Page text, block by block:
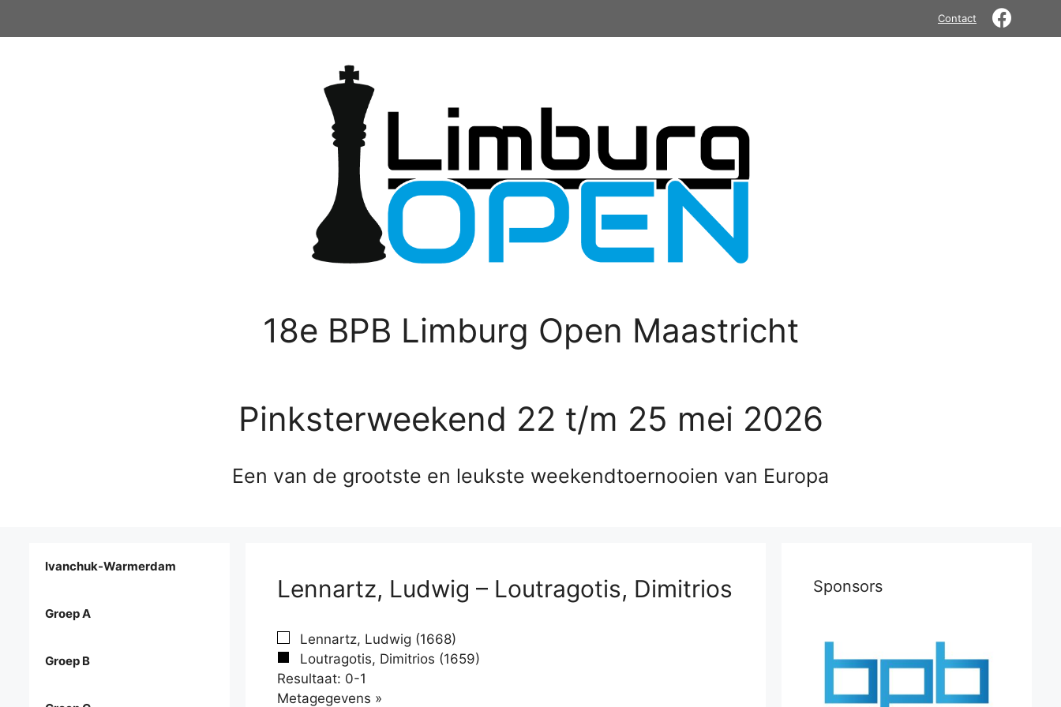
Contact
18e BPB Limburg Open Maastricht
Pinksterweekend 22 t/m 25 mei 2026
Een van de grootste en leukste weekendtoernooien van Europa
Lennartz, Ludwig – Loutragotis, Dimitrios
Lennartz, Ludwig (1668)
Loutragotis, Dimitrios (1659)
Resultaat: 0-1
Metagegevens »
Ivanchuk-Warmerdam
Groep A
Groep B
Sponsors